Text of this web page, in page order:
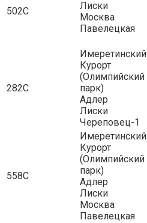
502С
Лиски
Москва
Павелецкая
282С
Имеретинский
Курорт
(Олимпийский
парк)
Адлер
Лиски
Череповец-1
558С
Имеретинский
Курорт
(Олимпийский
парк)
Адлер
Лиски
Москва
Павелецкая